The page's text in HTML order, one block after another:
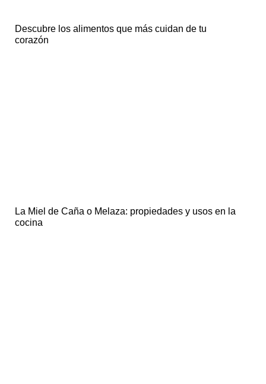
Descubre los alimentos que más cuidan de tu
corazón
La Miel de Caña o Melaza: propiedades y usos en la
cocina